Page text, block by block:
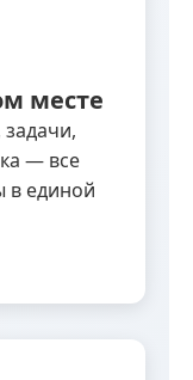
месте
— все
в единой